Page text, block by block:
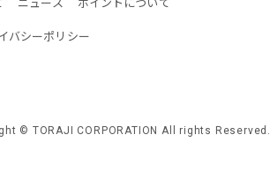
バシーポリシー
© TORAJI CORPORATION All rights Reserved.